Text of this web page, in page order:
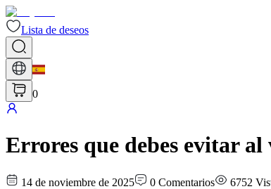
Lista de deseos
0
Errores que debes evitar
14 de noviembre de 2025 0 Comentarios 6752